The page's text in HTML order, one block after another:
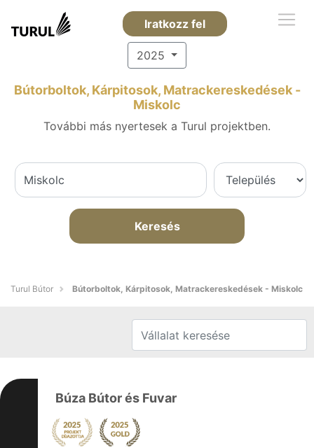
Iratkozz fel
2025
Bútorboltok, Kárpitosok, Matrackereskedések -
Miskolc
További más nyertesek a Turul projektben.
Keresés
Turul Bútor Bútorboltok, Kárpitosok, Matrackereskedések - Miskolc
Búza Bútor és Fuvar